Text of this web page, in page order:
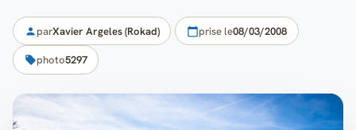
parXavier Argeles (Rokad) prise le08/03/2008
photo5297